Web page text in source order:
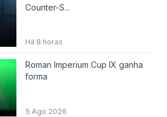
Counter-S...
Há 8 horas
Roman Imperium Cup IX ganha
forma
5 Ago 2026